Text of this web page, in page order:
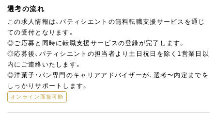
選考の流れ
この求人情報は、パティシエントの無料転職支援サービスを通じ
ての受付となります。
◎ご応募と同時に転職支援サービスの登録が完了します。
◎応募後、パティシエントの担当者より土日祝日を除く1営業日以
内にご連絡いたします。
◎洋菓子・パン専門のキャリアアドバイザーが、選考〜内定までを
しっかりサポートします。
オンライン面接可能